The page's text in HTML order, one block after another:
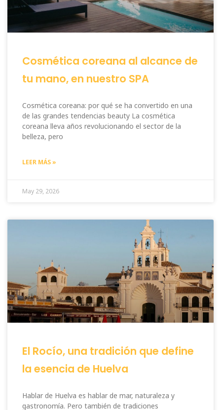
Cosmética coreana al alcance de
tu mano, en nuestro SPA
Cosmética coreana: por qué se ha convertido en una
de las grandes tendencias beauty La cosmética
coreana lleva años revolucionando el sector de la
belleza, pero
LEER MÁS »
May 29, 2026
El Rocío, una tradición que define
la esencia de Huelva
Hablar de Huelva es hablar de mar, naturaleza y
gastronomía. Pero también de tradiciones